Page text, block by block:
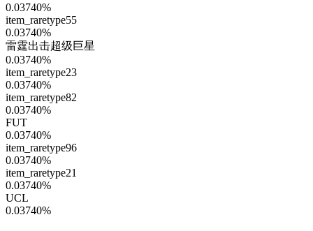
0.03740%
item_raretype55
0.03740%
雷霆出击超级巨星
0.03740%
item_raretype23
0.03740%
item_raretype82
0.03740%
FUT
0.03740%
item_raretype96
0.03740%
item_raretype21
0.03740%
UCL
0.03740%